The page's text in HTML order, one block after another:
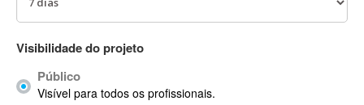
ACID Pro
ACPI
Acrobat
Visibilidade do projeto
Público
Visível para todos os profissionais.